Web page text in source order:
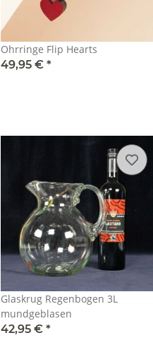
Ohrringe Flip Hearts
49,95 € *
Glaskrug Regenbogen 3L
mundgeblasen
42,95 € *